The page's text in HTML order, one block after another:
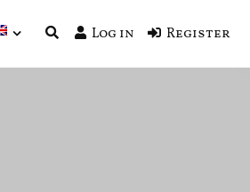
Log in Register